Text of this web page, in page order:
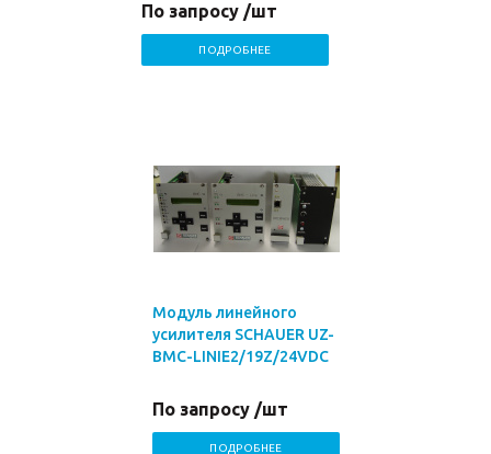
По запросу /шт
ПОДРОБНЕЕ
Модуль линейного
усилителя SCHAUER UZ-
BMC-LINIE2/19Z/24VDC
По запросу /шт
ПОДРОБНЕЕ